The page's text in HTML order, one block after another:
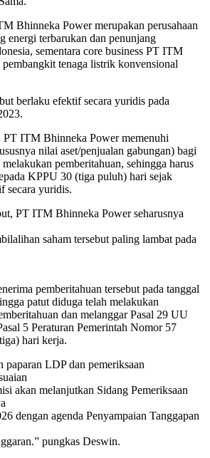
Bhinneka Power merupakan perusahaan
energi terbarukan dan penunjang
sementara core business PT ITM
tenaga listrik konvensional
berlaku efektif secara yuridis pada
PT ITM Bhinneka Power memenuhi
nilai aset/penjualan gabungan) bagi
pemberitahuan, sehingga harus
KPPU 30 (tiga puluh) hari sejak
secara yuridis.
PT ITM Bhinneka Power seharusnya
saham tersebut paling lambat pada
pemberitahuan tersebut pada tanggal
patut diduga telah melakukan
dan melanggar Pasal 29 UU
5 Peraturan Pemerintah Nomor 57
hari kerja.
paparan LDP dan pemeriksaan
akan melanjutkan Sidang Pemeriksaan
dengan agenda Penyampaian Tanggapan
pungkas Deswin.